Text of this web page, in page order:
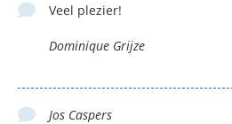
Veel plezier!
Dominique Grijze
Jos Caspers